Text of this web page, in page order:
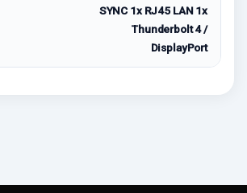
SYNC 1x RJ45 LAN 1x
Thunderbolt 4 /
DisplayPort